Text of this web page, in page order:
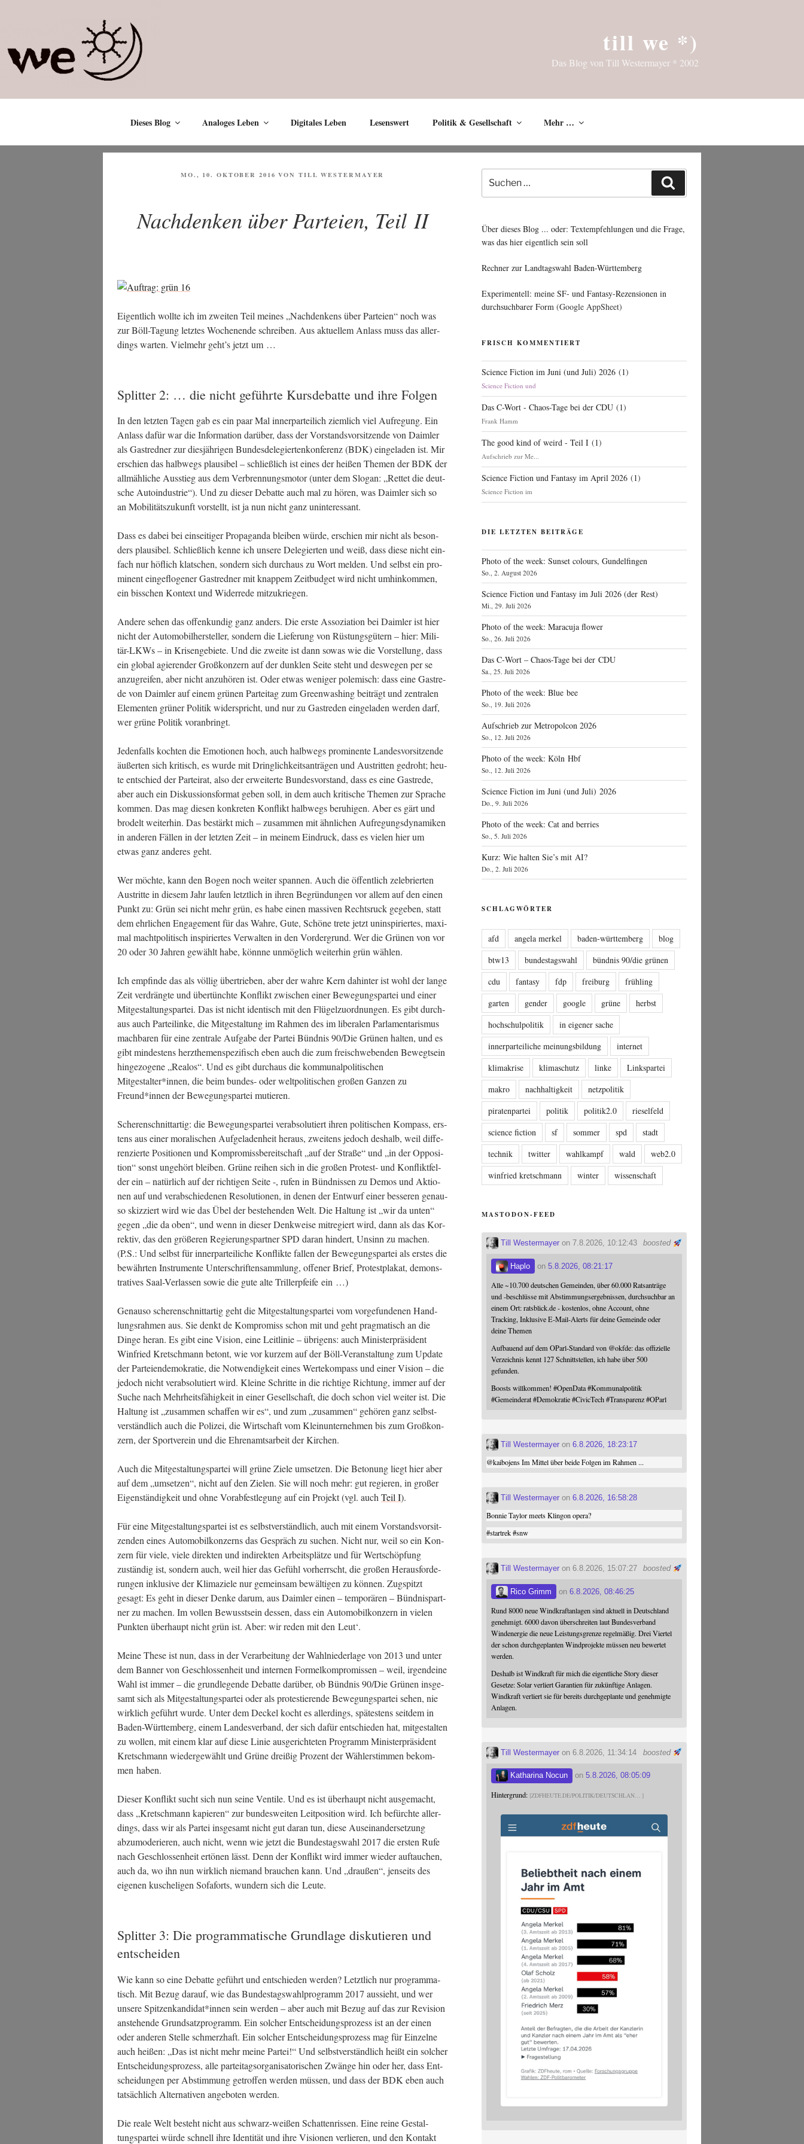
till we *)
Das Blog von Till Westermayer * 2002
Dieses Blog Analoges Leben Digitales Leben Lesenswert Politik & Gesellschaft Mehr …
VERÖFFENTLICHT
MO., 10. OKTOBER 2016 VONTILL WESTERMAYER
Nachdenken über Parteien, Teil II
Eigent­lich woll­te ich im zwei­ten Teil mei­nes „Nach­den­kens über Par­tei­en“ noch was
zur Böll-Tagung letz­tes Wochen­en­de schrei­ben. Aus aktu­el­lem Anlass muss das aller­
dings war­ten. Viel­mehr geht’s jetzt um …
Splitter 2: … die nicht geführte Kursdebatte und ihre Folgen
In den letz­ten Tagen gab es ein paar Mal inner­par­tei­lich ziem­lich viel Auf­re­gung. Ein
Anlass dafür war die Infor­ma­ti­on dar­über, dass der Vor­stands­vor­sit­zen­de von Daim­ler
als Gast­red­ner zur dies­jäh­ri­gen Bun­des­de­le­gier­ten­kon­fe­renz (BDK) ein­ge­la­den ist. Mir
erschien das halb­wegs plau­si­bel – schließ­lich ist eines der hei­ßen The­men der BDK der
all­mäh­li­che Aus­stieg aus dem Ver­bren­nungs­mo­tor (unter dem Slo­gan: „Ret­tet die deut­
sche Auto­in­dus­trie“). Und zu die­ser Debat­te auch mal zu hören, was Daim­ler sich so
an Mobi­li­täts­zu­kunft vor­stellt, ist ja nun nicht ganz uninteressant.
Dass es dabei bei ein­sei­ti­ger Pro­pa­gan­da blei­ben wür­de, erschien mir nicht als beson­
ders plau­si­bel. Schließ­lich ken­ne ich unse­re Dele­gier­ten und weiß, dass die­se nicht ein­
fach nur höf­lich klat­schen, son­dern sich durch­aus zu Wort mel­den. Und selbst ein pro­
mi­nent ein­ge­flo­ge­ner Gast­red­ner mit knap­pem Zeit­bud­get wird nicht umhin­kom­men,
ein biss­chen Kon­text und Wider­re­de mitzukriegen.
Ande­re sehen das offen­kun­dig ganz anders. Die ers­te Asso­zia­ti­on bei Daim­ler ist hier
nicht der Auto­mo­bil­her­stel­ler, son­dern die Lie­fe­rung von Rüs­tungs­gü­tern – hier: Mili­
tär-LKWs – in Kri­sen­ge­bie­te. Und die zwei­te ist dann sowas wie die Vor­stel­lung, dass
ein glo­bal agie­ren­der Groß­kon­zern auf der dunk­len Sei­te steht und des­we­gen per se
anzu­grei­fen, aber nicht anzu­hö­ren ist. Oder etwas weni­ger pole­misch: dass eine Gast­re­
de von Daim­ler auf einem grü­nen Par­tei­tag zum Green­wa­shing bei­trägt und zen­tra­len
Ele­men­ten grü­ner Poli­tik wider­spricht, und nur zu Gast­re­den ein­ge­la­den wer­den darf,
wer grü­ne Poli­tik voranbringt.
Jeden­falls koch­ten die Emo­tio­nen hoch, auch halb­wegs pro­mi­nen­te Lan­des­vor­sit­zen­de
äußer­ten sich kri­tisch, es wur­de mit Dring­lich­keits­an­trä­gen und Aus­trit­ten gedroht; heu­
te ent­schied der Par­tei­rat, also der erwei­ter­te Bun­des­vor­stand, dass es eine Gast­re­de,
aber auch ein Dis­kus­si­ons­for­mat geben soll, in dem auch kri­ti­sche The­men zur Spra­che
kom­men. Das mag die­sen kon­kre­ten Kon­flikt halb­wegs beru­hi­gen. Aber es gärt und
bro­delt wei­ter­hin. Das bestärkt mich – zusam­men mit ähn­li­chen Auf­re­gungs­dy­na­mi­ken
in ande­ren Fäl­len in der letz­ten Zeit – in mei­nem Ein­druck, dass es vie­len hier um
etwas ganz ande­res geht.
Wer möch­te, kann den Bogen noch wei­ter span­nen. Auch die öffent­lich zele­brier­ten
Aus­trit­te in die­sem Jahr lau­fen letzt­lich in ihren Begrün­dun­gen vor allem auf den einen
Punkt zu: Grün sei nicht mehr grün, es habe einen mas­si­ven Rechts­ruck gege­ben, statt
dem ehr­li­chen Enga­ge­ment für das Wah­re, Gute, Schö­ne tre­te jetzt unin­spi­rier­tes, maxi­
mal macht­po­li­tisch inspi­rier­tes Ver­wal­ten in den Vor­der­grund. Wer die Grü­nen von vor
20 oder 30 Jah­ren gewählt habe, könn­ne unmög­lich wei­ter­hin grün wählen.
Ich emp­fin­de das als völ­lig über­trie­ben, aber der wah­re Kern dahin­ter ist wohl der lan­ge
Zeit ver­dräng­te und über­tünch­te Kon­flikt zwi­schen einer Bewe­gungs­par­tei und einer
Mit­ge­stal­tungs­par­tei. Das ist nicht iden­tisch mit den Flü­gel­zu­ord­nun­gen. Es gibt durch­
aus auch Par­tei­lin­ke, die Mit­ge­stal­tung im Rah­men des im libe­ra­len Par­la­men­ta­ris­mus
mach­ba­ren für eine zen­tra­le Auf­ga­be der Par­tei Bünd­nis 90/Die Grü­nen hal­ten, und es
gibt min­des­tens herz­the­men­spe­zi­fisch eben auch die zum frei­schwe­ben­den Bewegt­sein
hin­ge­zo­ge­ne „Rea­los“. Und es gibt durch­aus die kom­mu­nal­po­li­ti­schen
Mitgestalter*innen, die beim bun­des- oder welt­po­li­ti­schen gro­ßen Gan­zen zu
Freund*innen der Bewe­gungs­par­tei mutieren.
Sche­ren­schnitt­ar­tig: die Bewe­gungs­par­tei ver­ab­so­lu­tiert ihren poli­ti­schen Kom­pass, ers­
tens aus einer mora­li­schen Auf­ge­la­den­heit her­aus, zwei­tens jedoch des­halb, weil dif­fe­
ren­zier­te Posi­tio­nen und Kom­pro­miss­be­reit­schaft „auf der Stra­ße“ und „in der Oppo­si­
ti­on“ sonst unge­hört blei­ben. Grü­ne rei­hen sich in die gro­ßen Pro­test- und Kon­flikt­fel­
der ein – natür­lich auf der rich­ti­gen Sei­te -, rufen in Bünd­nis­sen zu Demos und Aktio­
nen auf und ver­ab­schie­de­nen Reso­lu­tio­nen, in denen der Ent­wurf einer bes­se­ren genau­
so skiz­ziert wird wie das Übel der bestehen­den Welt. Die Hal­tung ist „wir da unten“
gegen „die da oben“, und wenn in die­ser Denk­wei­se mit­re­giert wird, dann als das Kor­
rek­tiv, das den grö­ße­ren Regie­rungs­part­ner SPD dar­an hin­dert, Unsinn zu machen.
(P.S.: Und selbst für inner­par­tei­li­che Kon­flik­te fal­len der Bewe­gungs­par­tei als ers­tes die
bewähr­ten Instru­men­te Unter­schrif­ten­samm­lung, offe­ner Brief, Pro­test­pla­kat, demons­
tra­ti­ves Saal-Ver­las­sen sowie die gute alte Tril­ler­pfei­fe ein …)
Genau­so sche­ren­schnitt­ar­tig geht die Mit­ge­stal­tungs­par­tei vom vor­ge­fun­de­nen Hand­
lungs­rah­men aus. Sie denkt de Kom­pro­miss schon mit und geht prag­ma­tisch an die
Din­ge her­an. Es gibt eine Visi­on, eine Leit­li­nie – übri­gens: auch Minis­ter­prä­si­dent
Win­fried Kret­sch­mann betont, wie vor kur­zem auf der Böll-Ver­an­stal­tung zum Update
der Par­tei­en­de­mo­kra­tie, die Not­wen­dig­keit eines Wer­te­kom­pass und einer Visi­on – die
jedoch nicht ver­ab­so­lu­tiert wird. Klei­ne Schrit­te in die rich­ti­ge Rich­tung, immer auf der
Suche nach Mehr­heits­fä­hig­keit in einer Gesell­schaft, die doch schon viel wei­ter ist. Die
Hal­tung ist „zusam­men schaf­fen wir es“, und zum „zusam­men“ gehö­ren ganz selbst­
ver­ständ­lich auch die Poli­zei, die Wirt­schaft vom Klein­un­ter­neh­men bis zum Groß­kon­
zern, der Sport­ver­ein und die Ehren­amts­ar­beit der Kirchen.
Auch die Mit­ge­stal­tungs­par­tei will grü­ne Zie­le umset­zen. Die Beto­nung liegt hier aber
auf dem „umset­zen“, nicht auf den Zie­len. Sie will noch mehr: gut regie­ren, in gro­ßer
Eigen­stän­dig­keit und ohne Vor­ab­fest­le­gung auf ein Pro­jekt (vgl. auch Teil I).
Für eine Mit­ge­stal­tungs­par­tei ist es selbst­ver­ständ­lich, auch mit einem Vor­stands­vor­sit­
zen­den eines Auto­mo­bil­kon­zerns das Gespräch zu suchen. Nicht nur, weil so ein Kon­
zern für vie­le, vie­le direk­ten und indi­rek­ten Arbeits­plät­ze und für Wert­schöp­fung
zustän­dig ist, son­dern auch, weil hier das Gefühl vor­herrscht, die gro­ßen Her­aus­for­de­
run­gen inklu­si­ve der Kli­ma­zie­le nur gemein­sam bewäl­ti­gen zu kön­nen. Zug­spitzt
gesagt: Es geht in die­ser Den­ke dar­um, aus Daim­ler einen – tem­po­rä­ren – Bünd­nis­part­
ner zu machen. Im vol­len Bewusst­sein des­sen, dass ein Auto­mo­bil­kon­zern in vie­len
Punk­ten über­haupt nicht grün ist. Aber: wir reden mit den Leut‘.
Mei­ne The­se ist nun, dass in der Ver­ar­bei­tung der Wahl­nie­der­la­ge von 2013 und unter
dem Ban­ner von Geschlos­sen­heit und inter­nen For­mel­kom­pro­mis­sen – weil, irgend­ei­ne
Wahl ist immer – die grund­le­gen­de Debat­te dar­über, ob Bünd­nis 90/Die Grü­nen ins­ge­
samt sich als Mit­ge­stal­tungs­par­tei oder als pro­tes­tie­ren­de Bewe­gungs­par­tei sehen, nie
wirk­lich geführt wur­de. Unter dem Deckel kocht es aller­dings, spä­tes­tens seit­dem in
Baden-Würt­tem­berg, einem Lan­des­ver­band, der sich dafür ent­schie­den hat, mit­ge­stal­ten
zu wol­len, mit einem klar auf die­se Linie aus­ge­rich­te­ten Pro­gramm Minis­ter­prä­si­dent
Kret­sch­mann wie­der­ge­wählt und Grü­ne drei­ßig Pro­zent der Wäh­ler­stim­men bekom­
men haben.
Die­ser Kon­flikt sucht sich nun sei­ne Ven­ti­le. Und es ist über­haupt nicht aus­ge­macht,
dass „Kret­sch­mann kapie­ren“ zur bun­des­wei­ten Leit­po­si­ti­on wird. Ich befürch­te aller­
dings, dass wir als Par­tei ins­ge­samt nicht gut dar­an tun, die­se Aus­ein­an­der­set­zung
abzu­mo­de­rie­ren, auch nicht, wenn wie jetzt die Bun­des­tags­wahl 2017 die ers­ten Rufe
nach Geschlos­sen­heit ertö­nen lässt. Denn der Kon­flikt wird immer wie­der auf­tau­chen,
auch da, wo ihn nun wirk­lich nie­mand brau­chen kann. Und „drau­ßen“, jen­seits des
eige­nen kusche­li­gen Sofaf­orts, wun­dern sich die Leute.
Splitter 3: Die programmatische Grundlage diskutieren und
entscheiden
Wie kann so eine Debat­te geführt und ent­schie­den wer­den? Letzt­lich nur pro­gram­ma­
tisch. Mit Bezug dar­auf, wie das Bun­des­tags­wahl­pro­gramm 2017 aus­sieht, und wer
unse­re Spitzenkandidat*innen sein wer­den – aber auch mit Bezug auf das zur Revi­si­on
anste­hen­de Grund­satz­pro­gramm. Ein sol­cher Ent­schei­dungs­pro­zess ist an der einen
oder ande­ren Stel­le schmerz­haft. Ein sol­cher Ent­schei­dungs­pro­zess mag für Ein­zel­ne
auch hei­ßen: „Das ist nicht mehr mei­ne Par­tei!“ Und selbst­ver­ständ­lich heißt ein sol­cher
Ent­schei­dungs­pro­zess, alle par­tei­tags­or­ga­ni­sa­to­ri­schen Zwän­ge hin oder her, dass Ent­
schei­dun­gen per Abstim­mung getrof­fen wer­den müs­sen, und dass der BDK eben auch
tat­säch­lich Alter­na­ti­ven ange­bo­ten werden.
Die rea­le Welt besteht nicht aus schwarz-wei­ßen Schat­ten­ris­sen. Eine rei­ne Gestal­
tungs­par­tei wür­de schnell ihre Iden­ti­tät und ihre Visio­nen ver­lie­ren, und den Kon­takt
nach:
Über dieses Blog ... oder: Textempfehlungen und die Frage,
was das hier eigentlich sein soll
Rechner zur Landtagswahl Baden-Württemberg
Experimentell: meine SF- und Fantasy-Rezensionen in
durchsuchbarer Form (Google AppSheet)
FRISCH KOMMENTIERT
Science Fiction im Juni (und Juli) 2026 (1)
Science Fiction und
Das C-Wort - Chaos-Tage bei der CDU (1)
Frank Hamm
The good kind of weird - Teil I (1)
Aufschrieb zur Me...
Science Fiction und Fantasy im April 2026 (1)
Science Fiction im
DIE LETZTEN BEITRÄGE
Photo of the week: Sunset colours, Gundelfingen
So., 2. August 2026
Science Fiction und Fantasy im Juli 2026 (der Rest)
Mi., 29. Juli 2026
Photo of the week: Maracuja flower
So., 26. Juli 2026
Das C‑Wort – Chaos-Tage bei der CDU
Sa., 25. Juli 2026
Photo of the week: Blue bee
So., 19. Juli 2026
Aufschrieb zur Metropolcon 2026
So., 12. Juli 2026
Photo of the week: Köln Hbf
So., 12. Juli 2026
Science Fiction im Juni (und Juli) 2026
Do., 9. Juli 2026
Photo of the week: Cat and berries
So., 5. Juli 2026
Kurz: Wie halten Sie’s mit AI?
Do., 2. Juli 2026
SCHLAGWÖRTER
afd angela merkel baden-württemberg
blog
btw13
bundestagswahl
bündnis 90/die grünen
cdu
fantasy fdp freiburg
frühling
garten
gender google grüne
herbst
hochschulpolitik
in eigener sache
innerparteiliche meinungsbildung
internet
klimakrise
klimaschutz linke
Linkspartei
makro
nachhaltigkeit
netzpolitik
piratenpartei
politik politik2.0
rieselfeld
science fiction
sf sommer spd
stadt
technik
twitter wahlkampf wald
web2.0
winfried kretschmann
winter wissenschaft
MASTODON-FEED
boosted
Till Westermayer on 7.8.2026, 10:12:43
Haplo on5.8.2026, 08:21:17
Alle ~10.700 deutschen Gemeinden, über 60.000 Ratsanträge
und -beschlüsse mit Abstimmungsergebnissen, durchsuchbar an
einem Ort: ratsblick.de - kostenlos, ohne Account, ohne
Tracking, Inklusive E-Mail-Alerts für deine Gemeinde oder
deine Themen
Aufbauend auf dem OParl-Standard von @okfde: das offizielle
Verzeichnis kennt 127 Schnittstellen, ich habe über 500
gefunden.
Boosts willkommen!#OpenData #Kommunalpolitik
#Gemeinderat #Demokratie #CivicTech #Transparenz #OParl
Till Westermayer on6.8.2026, 18:23:17
@kaibojensIm Mittel über beide Folgen im Rahmen ...
Till Westermayer on6.8.2026, 16:58:28
Bonnie Taylor meets Klingon opera?
#startrek #snw
boosted
Till Westermayer on 6.8.2026, 15:07:27
Rico Grimm on6.8.2026, 08:46:25
Rund 8000 neue Windkraftanlagen sind aktuell in Deutschland
genehmigt. 6000 davon überschreiten laut Bundesverband
Windenergie die neue Leistungsgrenze regelmäßig. Drei Viertel
der schon durchgeplanten Windprojekte müssen neu bewertet
werden.
Deshalb ist Windkraft für mich die eigentliche Story dieser
Gesetze: Solar verliert Garantien für zukünftige Anlagen.
Windkraft verliert sie für bereits durchgeplante und genehmigte
Anlagen.
boosted
Till Westermayer on 6.8.2026, 11:34:14
Katharina Nocun on5.8.2026, 08:05:09
Hintergrund: ZDFHEUTE.DE/POLITIK/DEUTSCHLAN